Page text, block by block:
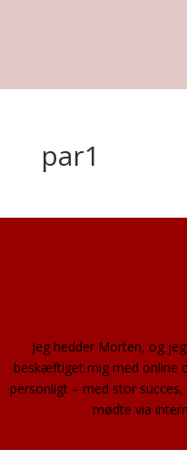
par1
Jeg hedder Morten, og
beskæftiget mig med online
personligt – med stor
mødte via